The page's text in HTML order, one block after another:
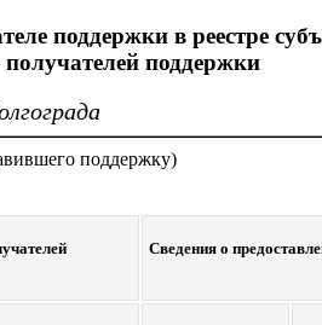
поддержки в реестре
получателей поддержки
поддержку)
Сведения о